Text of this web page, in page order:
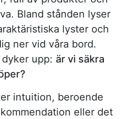
Bland stånden lyser
lyster och
ner vid våra bord.
upp: är vi säkra
intuition, beroende
eller det